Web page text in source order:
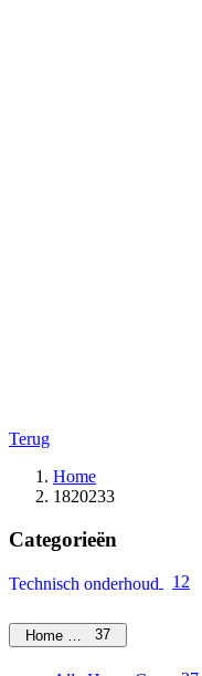
Terug
Home
1820233
Categorieën
Technisch onderhoud 12
Home Care37